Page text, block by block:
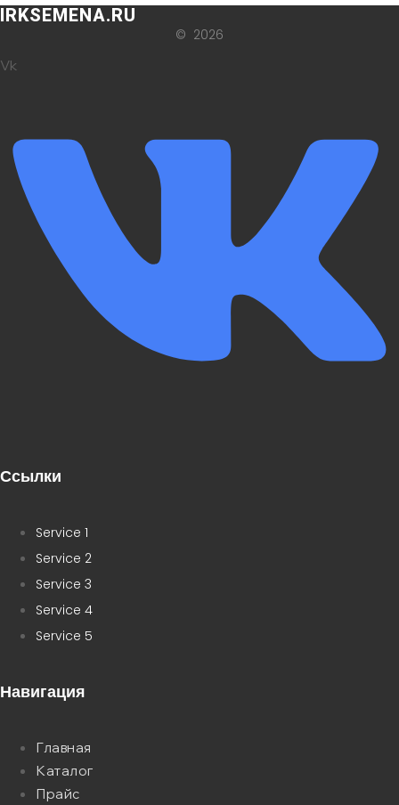
IRKSEMENA.RU
© 2026
Vk
Ссылки
Service 1
Service 2
Service 3
Service 4
Service 5
Навигация
Главная
Каталог
Прайс